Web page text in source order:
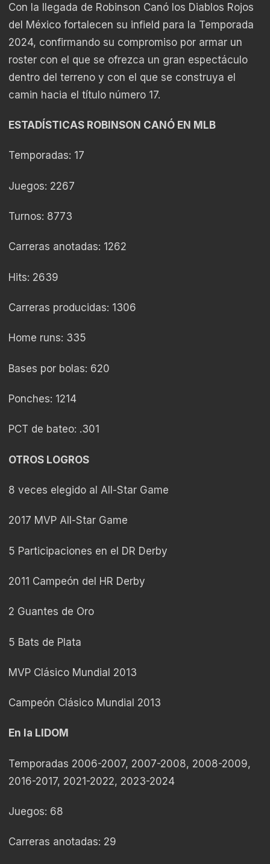
Con la llegada de Robinson Canó los Diablos Rojos
del México fortalecen su infield para la Temporada
2024, confirmando su compromiso por armar un
roster con el que se ofrezca un gran espectáculo
dentro del terreno y con el que se construya el
camin hacia el título número 17.
ESTADÍSTICAS ROBINSON CANÓ EN MLB
Temporadas: 17
Juegos: 2267
Turnos: 8773
Carreras anotadas: 1262
Hits: 2639
Carreras producidas: 1306
Home runs: 335
Bases por bolas: 620
Ponches: 1214
PCT de bateo: .301
OTROS LOGROS
8 veces elegido al All-Star Game
2017 MVP All-Star Game
5 Participaciones en el DR Derby
2011 Campeón del HR Derby
2 Guantes de Oro
5 Bats de Plata
MVP Clásico Mundial 2013
Campeón Clásico Mundial 2013
En la LIDOM
Temporadas 2006-2007, 2007-2008, 2008-2009,
2016-2017, 2021-2022, 2023-2024
Juegos: 68
Carreras anotadas: 29